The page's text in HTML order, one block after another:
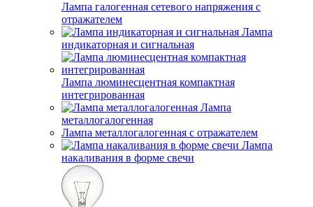
Лампа галогенная сетевого напряжения с
отражателем
Лампа
индикаторная и сигнальная
Лампа люминесцентная компактная
интегрированная
Лампа
металлогалогенная
Лампа металлогалогенная с отражателем
Лампа
накаливания в форме свечи